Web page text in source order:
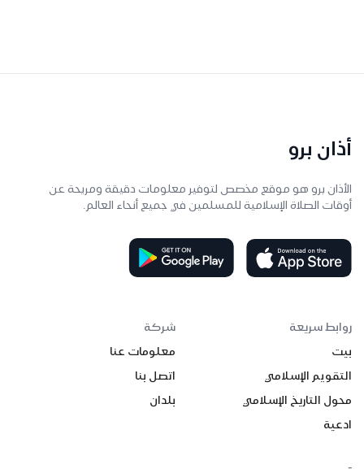
أذان برو
الأذان برو هو موقع مخصص لتوفير معلومات دقيقة ومريحة عن
أوقات الصلاة الإسلامية للمسلمين في جميع أنحاء العالم.
روابط سريعة
بيت
التقويم الإسلامي
محول التاريخ الإسلامي
ادعية
شركة
معلومات عنا
اتصل بنا
بلدان